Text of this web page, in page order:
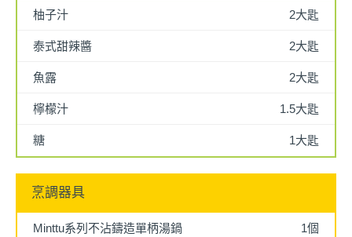
柚子汁 2大匙
泰式甜辣醬 2大匙
魚露 2大匙
檸檬汁 1.5大匙
糖 1大匙
烹調器具
Minttu系列不沾鑄造單柄湯鍋 1個